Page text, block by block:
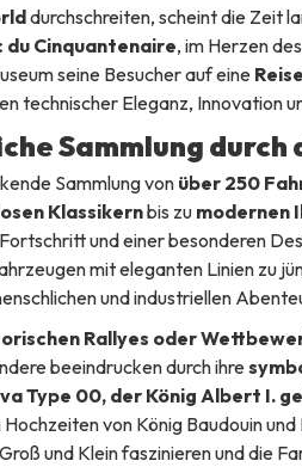
durchschreiten, scheint die Zeit
du Cinquantenaire, im Herzen
seine Besucher auf eine
technischer Eleganz, Innovation
Sammlung durch
Sammlung von über 250
Klassikernbis zu modernen
und einer besonderen
mit eleganten Linien zu
und industriellen
Rallyes oder
beeindrucken durch ihre
Type 00, der König Albert I.
Hochzeiten von König Baudouin
und Klein faszinieren und die